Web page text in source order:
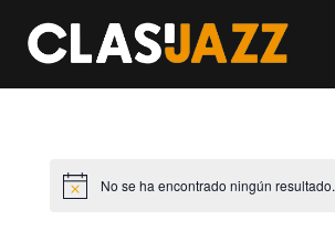
content
No se ha encontrado ningún resultado.